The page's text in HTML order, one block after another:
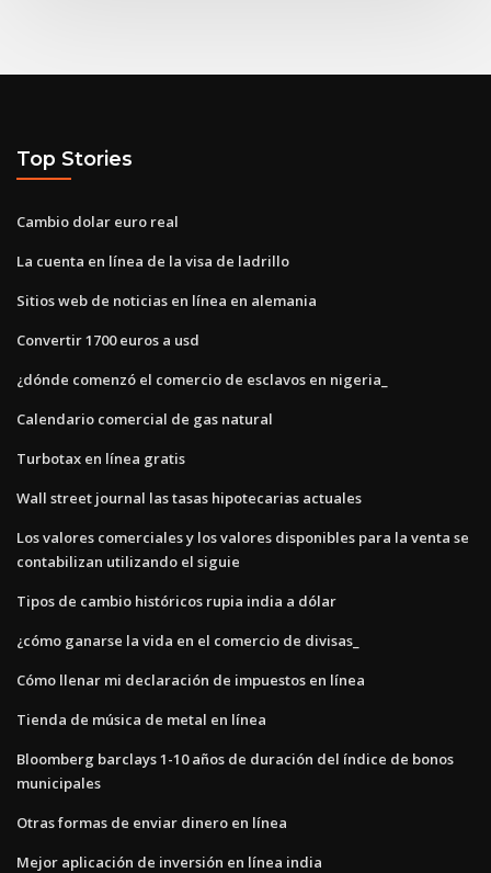
Top Stories
Cambio dolar euro real
La cuenta en línea de la visa de ladrillo
Sitios web de noticias en línea en alemania
Convertir 1700 euros a usd
¿dónde comenzó el comercio de esclavos en nigeria_
Calendario comercial de gas natural
Turbotax en línea gratis
Wall street journal las tasas hipotecarias actuales
Los valores comerciales y los valores disponibles para la venta se
contabilizan utilizando el siguie
Tipos de cambio históricos rupia india a dólar
¿cómo ganarse la vida en el comercio de divisas_
Cómo llenar mi declaración de impuestos en línea
Tienda de música de metal en línea
Bloomberg barclays 1-10 años de duración del índice de bonos
municipales
Otras formas de enviar dinero en línea
Mejor aplicación de inversión en línea india